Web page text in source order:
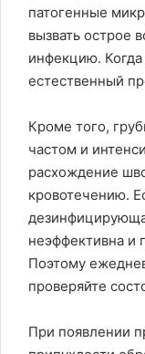
патогенные
вызвать острое
инфекцию.
естественный
Кроме того,
частом и
расхождение
кровотечению.
неэффективна и
Поэтому
проверяйте
При появлении